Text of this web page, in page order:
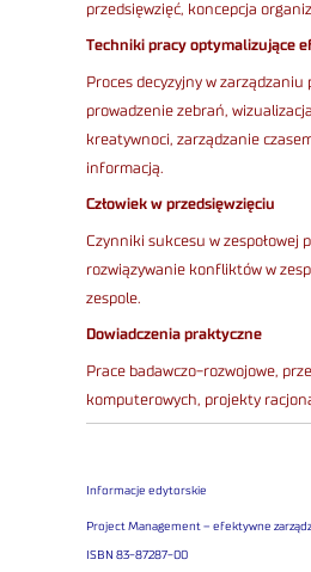
przedsięwzięć, koncepcja
Techniki pracy optymalizujące
Proces decyzyjny w
prowadzenie zebrań,
kreatywnoci, zarządzanie
informacją.
Człowiek w przedsięwzięciu
Czynniki sukcesu w zespołowej
rozwiązywanie konfliktów w
zespole.
Dowiadczenia praktyczne
Prace badawczo-rozwojowe,
komputerowych, projekty
Informacje edytorskie
Project Management – efektywne
ISBN 83-87287-00